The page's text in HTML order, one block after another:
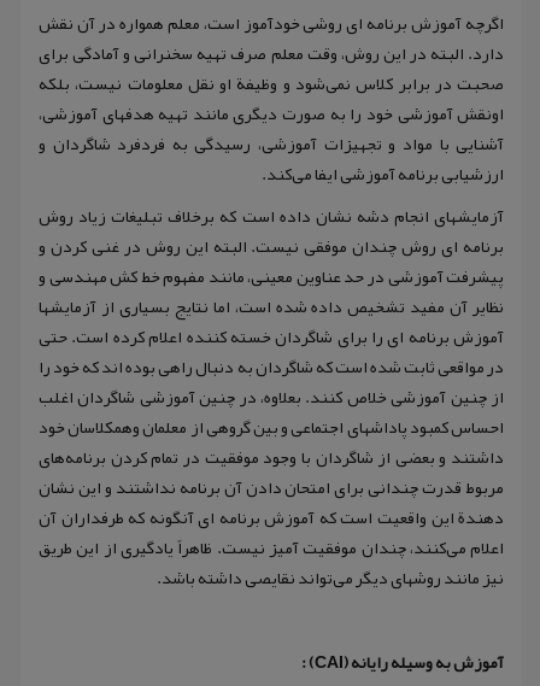
اگرچه آموزش برنامه ای روشی خودآموز است، معلم همواره در آن نقش
دارد. البته در این روش، وقت معلم صرف تهیه سخنرانی و آمادگی برای
صحبت در برابر کلاس نمی‌شود و وظیفة او نقل معلومات نیست، بلکه
اونقش آموزشی خود را به صورت دیگری مانند تهیه هدفهای آموزشی،
آشنایی با مواد و تجهیزات آموزشی، رسیدگی به فردفرد شاگردان و
ارزشیابی برنامه آموزشی ایفا می‌کند.
آزمایشهای انجام دشه نشان داده است که برخلاف تبلیغات زیاد روش
برنامه ای روش چندان موفقی نیست. البته این روش در غنی کردن و
پیشرفت آموزشی در حد عناوین معینی، مانند مفهوم خط کش مهندسی و
نظایر آن مفید تشخیص داده شده است، اما نتایج بسیاری از آزمایشها
آموزش برنامه ای را برای شاگردان خسته کننده اعلام کرده است. حتی
در مواقعی ثابت شده است که شاگردان به دنبال راهی بوده اند که خود را
از چنین آموزشی خلاص کنند. بعلاوه، در چنین آموزشی شاگردان اغلب
احساس کمبود پاداشهای اجتماعی و بین گروهی از معلمان وهمکلاسان خود
داشتند و بعضی از شاگردان با وجود موفقیت در تمام کردن برنامه‌های
مربوط قدرت چندانی برای امتحان دادن آن برنامه نداشتند و این نشان
دهندة این واقعیت است که آموزش برنامه ای آنگونه که طرفداران آن
اعلام می‌کنند، چندان موفقیت آمیز نیست. ظاهراً یادگیری از این طریق
نیز مانند روشهای دیگر می‌تواند نقایصی داشته باشد.
آموزش به وسیله رایانه (CAI) :